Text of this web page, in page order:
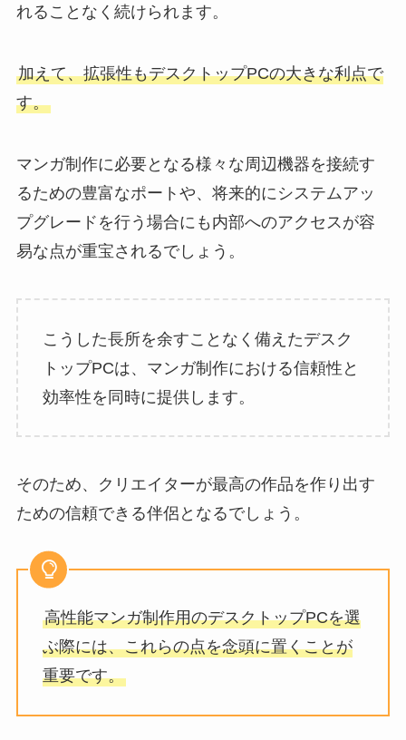
れることなく続けられます。
加えて、拡張性もデスクトップPCの大きな利点で
す。
マンガ制作に必要となる様々な周辺機器を接続す
るための豊富なポートや、将来的にシステムアッ
プグレードを行う場合にも内部へのアクセスが容
易な点が重宝されるでしょう。
こうした長所を余すことなく備えたデスク
トップPCは、マンガ制作における信頼性と
効率性を同時に提供します。
そのため、クリエイターが最高の作品を作り出す
ための信頼できる伴侶となるでしょう。
高性能マンガ制作用のデスクトップPCを選
ぶ際には、これらの点を念頭に置くことが
重要です。